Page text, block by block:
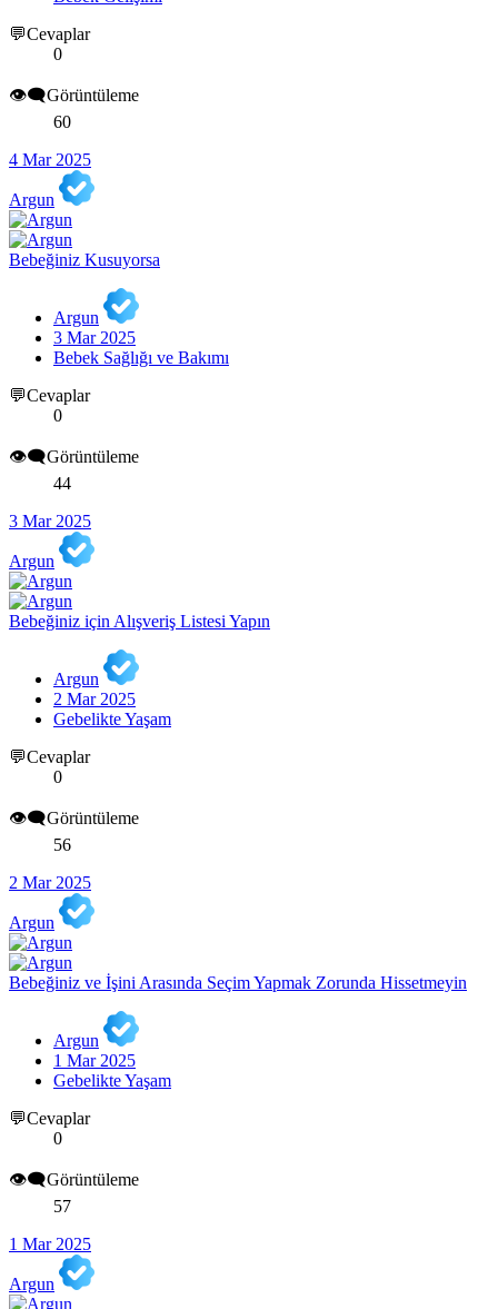
💬Cevaplar
0
👁️‍🗨️Görüntüleme
60
4 Mar 2025
Argun
Bebeğiniz Kusuyorsa
Argun
3 Mar 2025
Bebek Sağlığı ve Bakımı
💬Cevaplar
0
👁️‍🗨️Görüntüleme
44
3 Mar 2025
Argun
Bebeğiniz için Alışveriş Listesi Yapın
Argun
2 Mar 2025
Gebelikte Yaşam
💬Cevaplar
0
👁️‍🗨️Görüntüleme
56
2 Mar 2025
Argun
Bebeğiniz ve İşini Arasında Seçim Yapmak Zorunda Hissetmeyin
Argun
1 Mar 2025
Gebelikte Yaşam
💬Cevaplar
0
👁️‍🗨️Görüntüleme
57
1 Mar 2025
Argun